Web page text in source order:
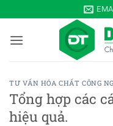
qua
nội
TƯ VẤN HÓA CHẤT CÔNG
Tổng hợp các
hiệu quả.